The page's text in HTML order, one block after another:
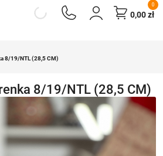
0
0,00zł
8/19/NTL (28,5 CM)
8/19/NTL (28,5 CM)